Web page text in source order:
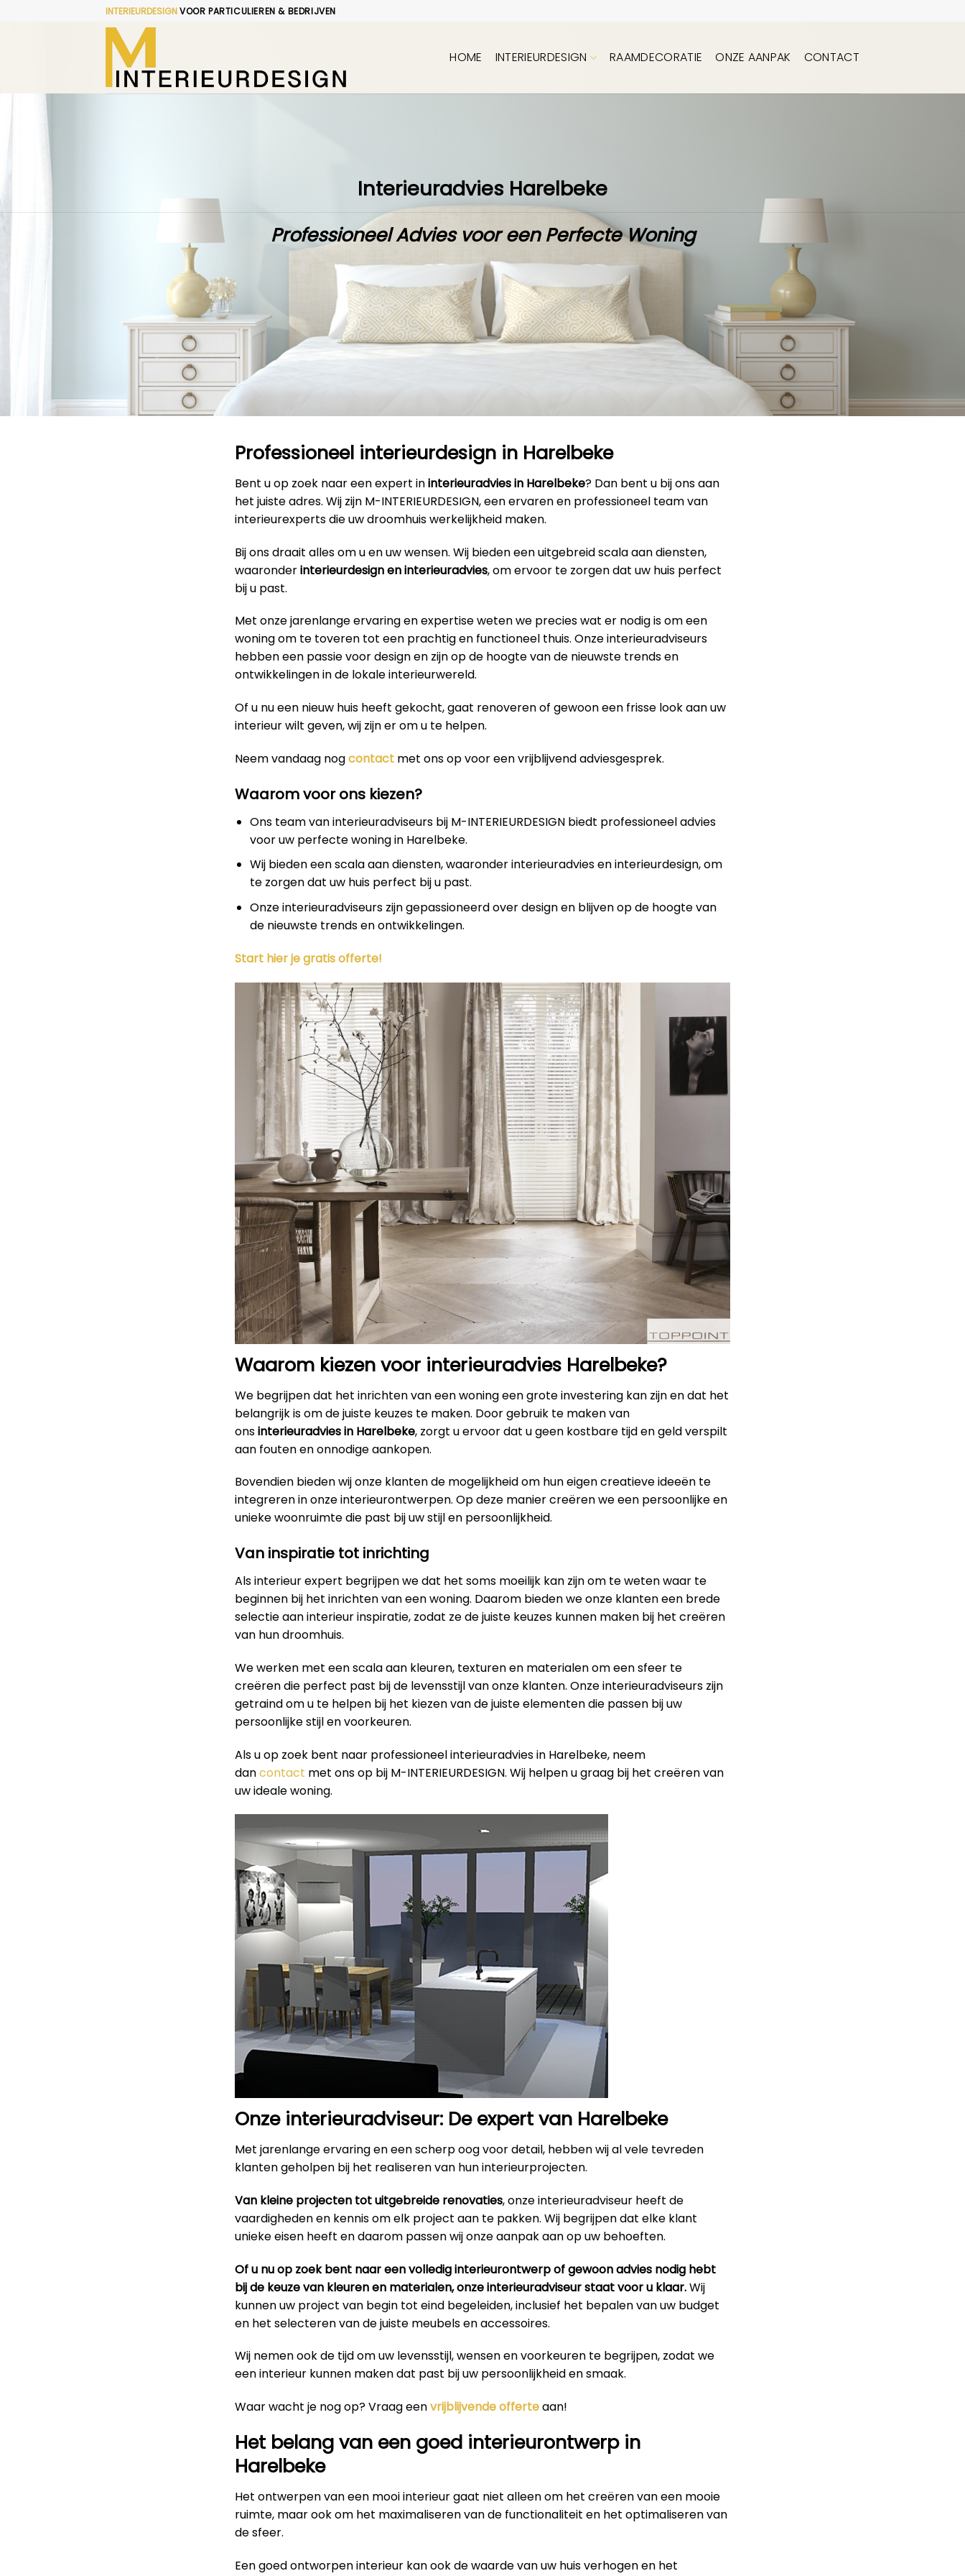
INTERIEURDESIGNVOOR PARTICULIEREN & BEDRIJVEN
HOME INTERIEURDESIGN RAAMDECORATIE ONZE AANPAK CONTACT
Interieuradvies Harelbeke
Professioneel Advies voor een Perfecte Woning
Professioneel interieurdesign in Harelbeke
Bent u op zoek naar een expert ininterieuradvies in Harelbeke? Dan bent u bij ons aan
het juiste adres. Wij zijn M-INTERIEURDESIGN, een ervaren en professioneel team van
interieurexperts die uw droomhuis werkelijkheid maken.
Bij ons draait alles om u en uw wensen. Wij bieden een uitgebreid scala aan diensten,
waaronderinterieurdesign en interieuradvies, om ervoor te zorgen dat uw huis perfect
bij u past.
Met onze jarenlange ervaring en expertise weten we precies wat er nodig is om een
woning om te toveren tot een prachtig en functioneel thuis. Onze interieuradviseurs
hebben een passie voor design en zijn op de hoogte van de nieuwste trends en
ontwikkelingen in de lokale interieurwereld.
Of u nu een nieuw huis heeft gekocht, gaat renoveren of gewoon een frisse look aan uw
interieur wilt geven, wij zijn er om u te helpen.
Neem vandaag nogcontact met ons op voor een vrijblijvend adviesgesprek.
Waarom voor ons kiezen?
Ons team van interieuradviseurs bij M-INTERIEURDESIGN biedt professioneel advies
voor uw perfecte woning in Harelbeke.
Wij bieden een scala aan diensten, waaronder interieuradvies en interieurdesign, om
te zorgen dat uw huis perfect bij u past.
Onze interieuradviseurs zijn gepassioneerd over design en blijven op de hoogte van
de nieuwste trends en ontwikkelingen.
Start hier je gratis offerte!
Waarom kiezen voor interieuradvies Harelbeke?
We begrijpen dat het inrichten van een woning een grote investering kan zijn en dat het
belangrijk is om de juiste keuzes te maken. Door gebruik te maken van
onsinterieuradvies in Harelbeke, zorgt u ervoor dat u geen kostbare tijd en geld verspilt
aan fouten en onnodige aankopen.
Bovendien bieden wij onze klanten de mogelijkheid om hun eigen creatieve ideeën te
integreren in onze interieurontwerpen. Op deze manier creëren we een persoonlijke en
unieke woonruimte die past bij uw stijl en persoonlijkheid.
Van inspiratie tot inrichting
Als interieur expert begrijpen we dat het soms moeilijk kan zijn om te weten waar te
beginnen bij het inrichten van een woning. Daarom bieden we onze klanten een brede
selectie aan interieur inspiratie, zodat ze de juiste keuzes kunnen maken bij het creëren
van hun droomhuis.
We werken met een scala aan kleuren, texturen en materialen om een ​​sfeer te
creëren die perfect past bij de levensstijl van onze klanten. Onze interieuradviseurs zijn
getraind om u te helpen bij het kiezen van de juiste elementen die passen bij uw
persoonlijke stijl en voorkeuren.
Als u op zoek bent naar professioneel interieuradvies in Harelbeke, neem
dancontact met ons op bij M-INTERIEURDESIGN. Wij helpen u graag bij het creëren van
uw ideale woning.
Onze interieuradviseur: De expert van Harelbeke
Met jarenlange ervaring en een scherp oog voor detail, hebben wij al vele tevreden
klanten geholpen bij het realiseren van hun interieurprojecten.
Van kleine projecten tot uitgebreide renovaties, onze interieuradviseur heeft de
vaardigheden en kennis om elk project aan te pakken. Wij begrijpen dat elke klant
unieke eisen heeft en daarom passen wij onze aanpak aan op uw behoeften.
Of u nu op zoek bent naar een volledig interieurontwerp of gewoon advies nodig hebt
bij de keuze van kleuren en materialen, onze interieuradviseur staat voor u klaar.Wij
kunnen uw project van begin tot eind begeleiden, inclusief het bepalen van uw budget
en het selecteren van de juiste meubels en accessoires.
Wij nemen ook de tijd om uw levensstijl, wensen en voorkeuren te begrijpen, zodat we
een interieur kunnen maken dat past bij uw persoonlijkheid en smaak.
Waar wacht je nog op? Vraag eenvrijblijvende offerteaan!
Het belang van een goed interieurontwerp in
Harelbeke
Het ontwerpen van een mooi interieur gaat niet alleen om het creëren van een mooie
ruimte, maar ook om het maximaliseren van de functionaliteit en het optimaliseren van
de sfeer.
Een goed ontworpen interieur kan ook de waarde van uw huis verhogen en het